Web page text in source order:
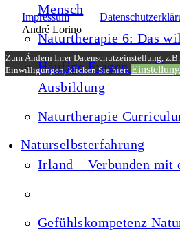
Mensch
Naturtherapie 6: Das
Häufige Fragen zur
Ausbildung
Naturtherapie
Naturselbsterfahrung
Irland – Verbunden mit
Gefühlskompetenz
Impressum
André Lorino
Zum Ändern Ihrer Datenschutzeinstellung,
Einwilligungen, klicken Sie hier: